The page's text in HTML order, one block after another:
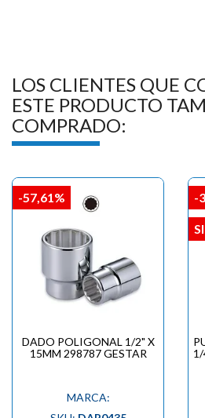
LOS CLIENTES QUE
ESTE PRODUCTO
COMPRADO:
DADO POLIGONAL 1/2" X
15MM 298787 GESTAR
MARCA:
-57,61% -